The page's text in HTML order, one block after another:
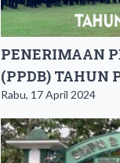
PENERIMAAN
(PPDB) TAHUN
Rabu, 17 April 2024